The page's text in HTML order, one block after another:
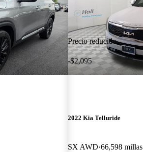
Precio reducido
-$2,095
2022 Kia Telluride
SX AWD 66,598 millas